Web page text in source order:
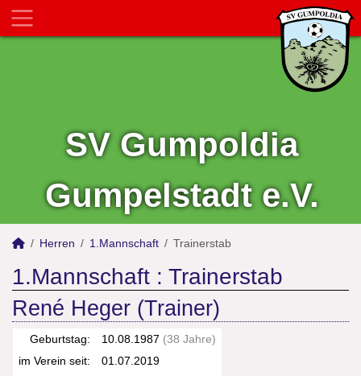
SV Gumpoldia
Gumpelstadt e.V.
Herren 1.Mannschaft Trainerstab
1.Mannschaft : Trainerstab
René Heger (Trainer)
Geburtstag: 10.08.1987 (38 Jahre)
im Verein seit:
01.07.2019